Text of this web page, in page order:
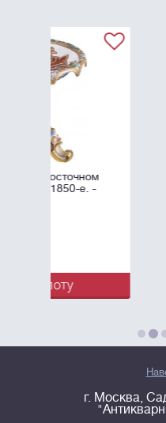
Десять
Москва,
Общий
г. Москва,